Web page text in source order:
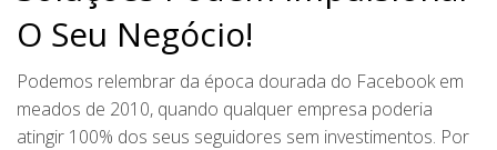
O Seu Negócio!
Podemos relembrar da época dourada do Facebook em
meados de 2010, quando qualquer empresa poderia
atingir 100% dos seus seguidores sem investimentos. Por